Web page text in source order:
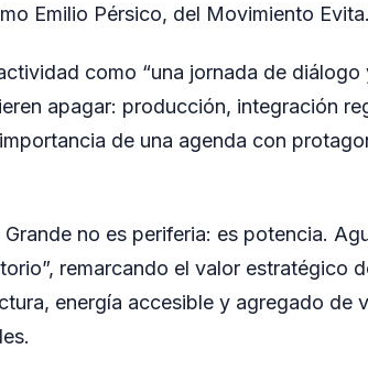
Emilio Pérsico, del Movimiento
como “una jornada de
apagar: producción, integración
de una agenda con
no es periferia: es potencia.
remarcando el valor estratégico
energía accesible y agregado de